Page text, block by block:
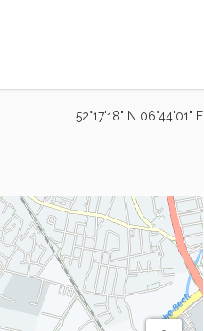
52°17'18" N 06°44'01" E